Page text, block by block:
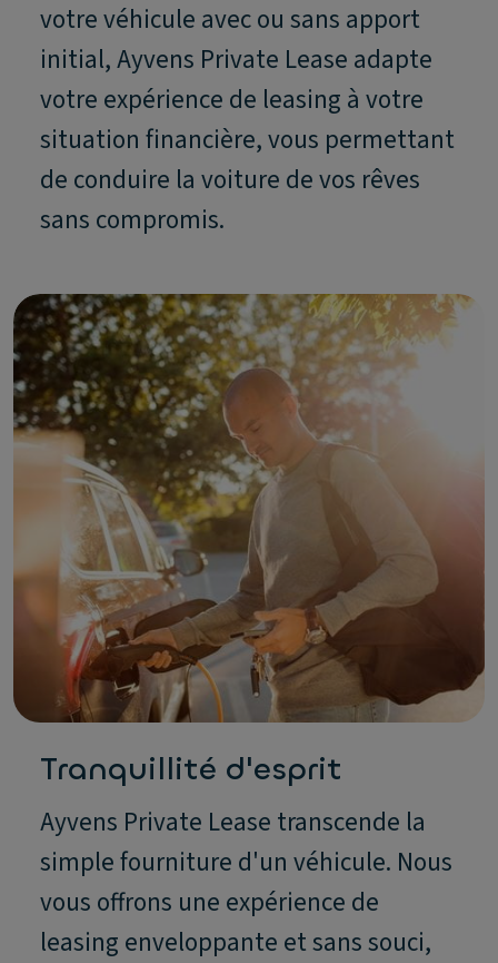
votre véhicule avec ou sans apport
initial, Ayvens Private Lease adapte
votre expérience de leasing à votre
situation financière, vous permettant
de conduire la voiture de vos rêves
sans compromis.
Tranquillité d'esprit
Ayvens Private Lease transcende la
simple fourniture d'un véhicule. Nous
vous offrons une expérience de
leasing enveloppante et sans souci,